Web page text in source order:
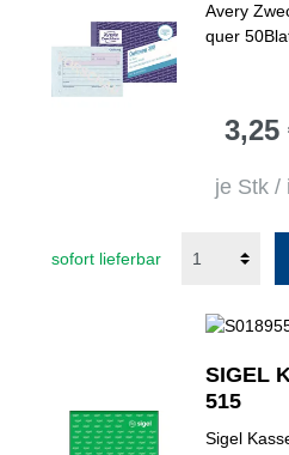
Avery
quer
3,25
je Stk /
sofort lieferbar
SIGEL
515
Sigel